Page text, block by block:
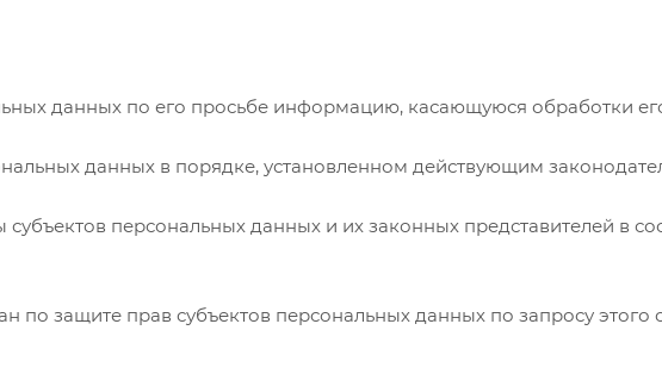
данных по его просьбе информацию, касающуюся обработки
данных в порядке, установленном действующим
персональных данных и их законных представителей в
по защите прав субъектов персональных данных по запросу